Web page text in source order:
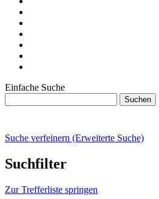
Einfache Suche
Suche verfeinern (Erweiterte Suche)
Suchfilter
Zur Trefferliste springen